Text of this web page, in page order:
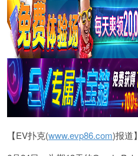
【EV扑克(www.evp86.com)报道】